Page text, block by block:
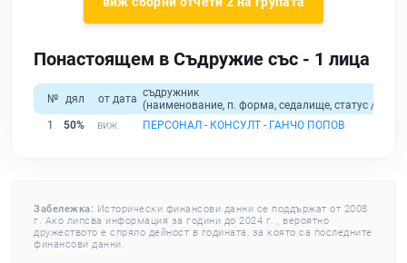
Понастоящем в Съдружие със - 1 лица
№ дял от дата съдружник
(наименование, п. форма, седалище, статус /
1
50% ПЕРСОНАЛ - КОНСУЛТ - ГАНЧО ПОПОВ
Забележка: Исторически финансови данни се поддържат от 2008
г. Ако липсва информация за години до 2024 г. , вероятно
дружеството е спряло дейност в годината, за която са последните
финансови данни.